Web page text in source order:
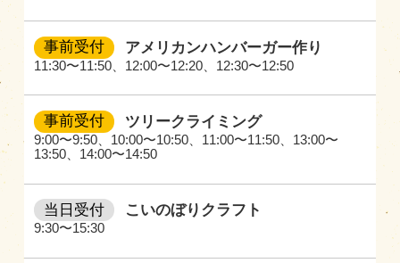
11:30〜11:50 12:00〜12:20 12:30〜12:50
事前受付 アメリカンハンバーガー作り
9:00〜9:50 10:00〜10:50 11:00〜11:50
13:00〜
13:50
14:00〜14:50
事前受付 ツリークライミング
9:30〜15:30
当日受付 こいのぼりクラフト